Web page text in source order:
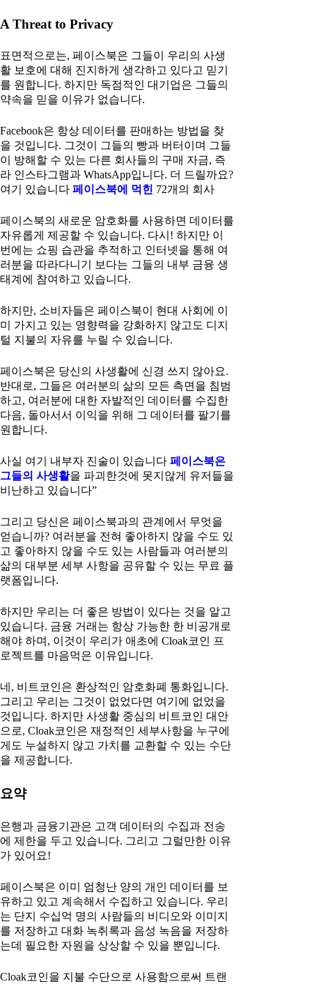
A Threat to Privacy
표면적으로는, 페이스북은 그들이 우리의 사생
활 보호에 대해 진지하게 생각하고 있다고 믿기
를 원합니다. 하지만 독점적인 대기업은 그들의
약속을 믿을 이유가 없습니다.
Facebook은 항상 데이터를 판매하는 방법을 찾
을 것입니다. 그것이 그들의 빵과 버터이며 그들
이 방해할 수 있는 다른 회사들의 구매 자금, 즉
라 인스타그램과 WhatsApp입니다. 더 드릴까요?
여기 있습니다 페이스북에 먹힌 72개의 회사
페이스북의 새로운 암호화를 사용하면 데이터를
자유롭게 제공할 수 있습니다. 다시! 하지만 이
번에는 쇼핑 습관을 추적하고 인터넷을 통해 여
러분을 따라다니기 보다는 그들의 내부 금융 생
태계에 참여하고 있습니다.
하지만, 소비자들은 페이스북이 현대 사회에 이
미 가지고 있는 영향력을 강화하지 않고도 디지
털 지불의 자유를 누릴 수 있습니다.
페이스북은 당신의 사생활에 신경 쓰지 않아요.
반대로, 그들은 여러분의 삶의 모든 측면을 침범
하고, 여러분에 대한 자발적인 데이터를 수집한
다음, 돌아서서 이익을 위해 그 데이터를 팔기를
원합니다.
사실 여기 내부자 진술이 있습니다 페이스북은
그들의 사생활을 파괴한것에 못지않게 유저들을
비난하고 있습니다”
그리고 당신은 페이스북과의 관계에서 무엇을
얻습니까? 여러분을 전혀 좋아하지 않을 수도 있
고 좋아하지 않을 수도 있는 사람들과 여러분의
삶의 대부분 세부 사항을 공유할 수 있는 무료 플
랫폼입니다.
하지만 우리는 더 좋은 방법이 있다는 것을 알고
있습니다. 금융 거래는 항상 가능한 한 비공개로
해야 하며, 이것이 우리가 애초에 Cloak코인 프
로젝트를 마음먹은 이유입니다.
네, 비트코인은 환상적인 암호화폐 통화입니다.
그리고 우리는 그것이 없었다면 여기에 없었을
것입니다. 하지만 사생활 중심의 비트코인 대안
으로, Cloak코인은 재정적인 세부사항을 누구에
게도 누설하지 않고 가치를 교환할 수 있는 수단
을 제공합니다.
요약
은행과 금융기관은 고객 데이터의 수집과 전송
에 제한을 두고 있습니다. 그리고 그럴만한 이유
가 있어요!
페이스북은 이미 엄청난 양의 개인 데이터를 보
유하고 있고 계속해서 수집하고 있습니다. 우리
는 단지 수십억 명의 사람들의 비디오와 이미지
를 저장하고 대화 녹취록과 음성 녹음을 저장하
는데 필요한 자원을 상상할 수 있을 뿐입니다.
Cloak코인을 지불 수단으로 사용함으로써 트랜